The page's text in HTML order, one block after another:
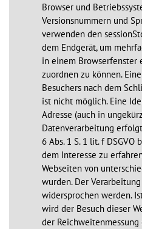
Browser und
Versionsnummern und
verwenden den
dem Endgerät, um
in einem Browserfenster
zuordnen zu können.
Besuchers nach dem
ist nicht möglich. Eine
Adresse (auch in
Datenverarbeitung
6 Abs. 1 S. 1 lit. f DSGVO
dem Interesse zu
Webseiten von
wurden. Der
widersprochen werden.
wird der Besuch dieser
der